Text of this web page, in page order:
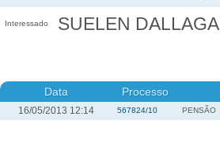
Interessado SUELEN
Data Processo
16/05/2013 12:14 567824/10 PENSÃO